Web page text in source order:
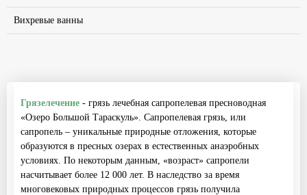
Вихревые ванны
Грязелечение - грязь лечебная сапропелевая пресноводная
«Озеро Большой Тараскуль». Сапропелевая грязь, или
сапропель – уникальные природные отложения, которые
образуются в пресных озерах в естественных анаэробных
условиях. По некоторым данным, «возраст» сапропели
насчитывает более 12 000 лет. В наследство за время
многовековых природных процессов грязь получила